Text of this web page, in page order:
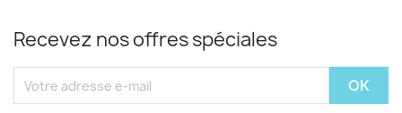
Recevez nos offres spéciales